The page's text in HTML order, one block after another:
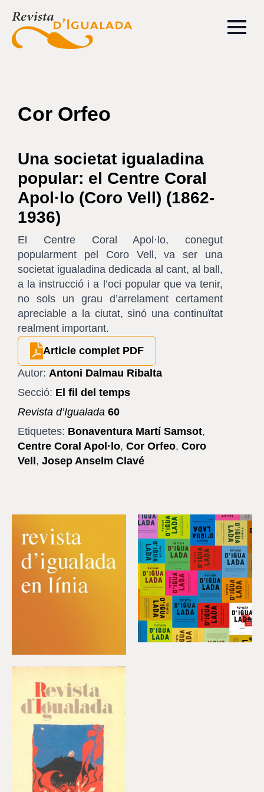
Cor Orfeo
Una societat igualadina
popular: el Centre Coral
Apol·lo (Coro Vell) (1862-
1936)
El Centre Coral Apol·lo, conegut
popularment pel Coro Vell, va ser una
societat igualadina dedicada al cant, al ball,
a la instrucció i a l’oci popular que va tenir,
no sols un grau d’arrelament certament
apreciable a la ciutat, sinó una continuïtat
realment important.
Article complet PDF
Autor: Antoni Dalmau Ribalta
Secció: El fil del temps
Revista d’Igualada 60
Etiquetes: Bonaventura Martí Samsot,
Centre Coral Apol·lo, Cor Orfeo, Coro
Vell , Josep Anselm Clavé